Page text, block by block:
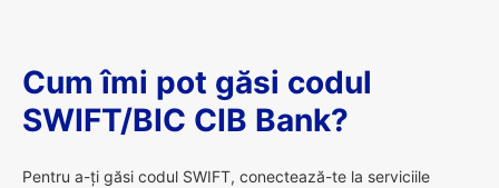
Cum îmi pot găsi codul
SWIFT/BIC CIB Bank?
Pentru a-ți găsi codul SWIFT, conectează-te la serviciile